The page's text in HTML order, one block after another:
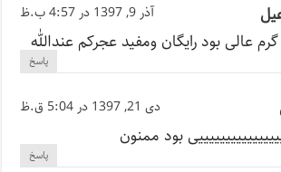
آذر 9, 1397 در 4:57 ب.ظ
عالی بود رایگان ومفید عجرکم عندالله
پاسخ
دی 21, 1397 در 5:04 ق.ظ
بود ممنون
پاسخ